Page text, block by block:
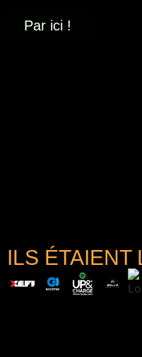
Par ici !
ILS ÉTAIENT